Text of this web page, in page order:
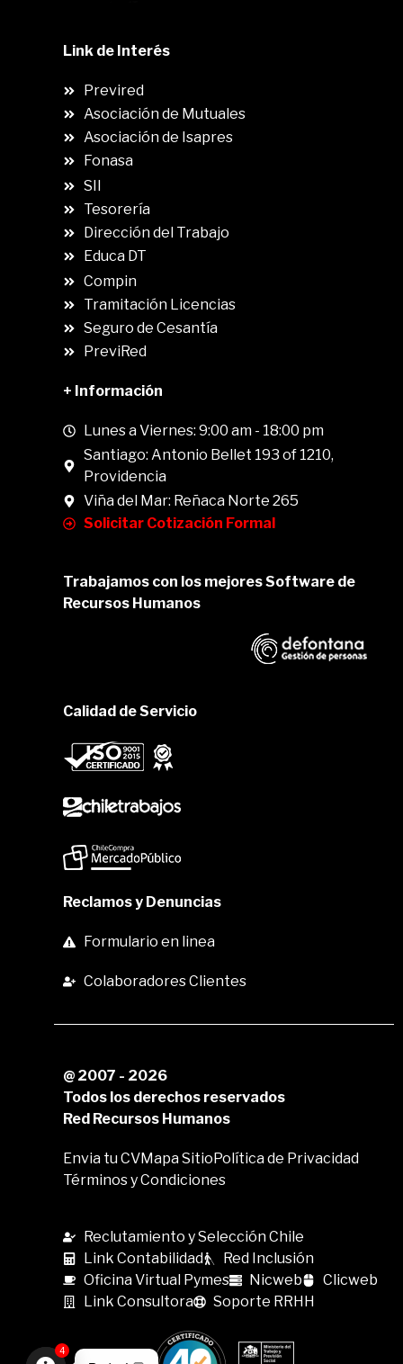
Link de Interés
Previred
Asociación de Mutuales
Asociación de Isapres
Fonasa
SII
Tesorería
Dirección del Trabajo
Educa DT
Compin
Tramitación Licencias
Seguro de Cesantía
PreviRed
+ Información
Lunes a Viernes: 9:00 am - 18:00 pm
Santiago: Antonio Bellet 193 of 1210,
Providencia
Viña del Mar: Reñaca Norte 265
Solicitar Cotización Formal
Trabajamos con los mejores Software de
Recursos Humanos
Calidad de Servicio
Reclamos y Denuncias
Formulario en linea
Colaboradores Clientes
@ 2007 - 2026
Todos los derechos reservados
Red Recursos Humanos
Envia tu CVMapa SitioPolítica de Privacidad
Términos y Condiciones
Reclutamiento y Selección Chile
Link Contabilidad
Red Inclusión
Oficina Virtual Pymes
Nicweb
Clicweb
Link Consultora
Soporte RRHH
4